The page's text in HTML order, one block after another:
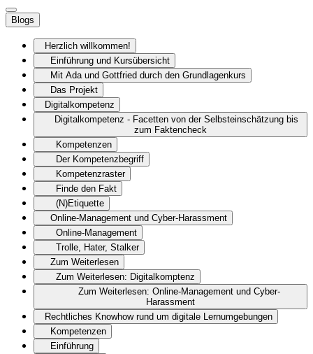
Blogs
Herzlich willkommen!
Einführung und Kursübersicht
Mit Ada und Gottfried durch den Grundlagenkurs
Das Projekt
Digitalkompetenz
Digitalkompetenz - Facetten von der Selbsteinschätzung bis
zum Faktencheck
Kompetenzen
Der Kompetenzbegriff
Kompetenzraster
Finde den Fakt
(N)Etiquette
Online-Management und Cyber-Harassment
Online-Management
Trolle, Hater, Stalker
Zum Weiterlesen
Zum Weiterlesen: Digitalkomptenz
Zum Weiterlesen: Online-Management und Cyber-
Harassment
Rechtliches Knowhow rund um digitale Lernumgebungen
Kompetenzen
Einführung